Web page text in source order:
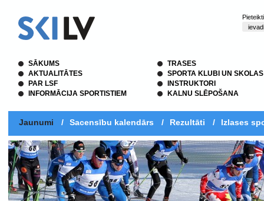
SĀKUMS
AKTUALITĀTES
PAR LSF
INFORMĀCIJA SPORTISTIEM
TRASES
SPORTA KLUBI UN SKOLAS
INSTRUKTORI
KALNU SLĒPOŠANA
Jaunumi / Sacensību kalendārs / Rezultāti / Izlases